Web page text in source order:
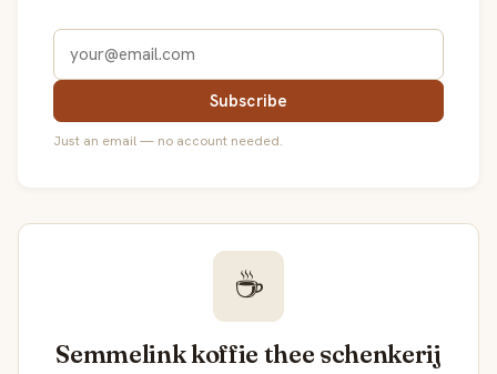
Subscribe
Just an email — no account needed.
☕
Semmelink koffie thee schenkerij